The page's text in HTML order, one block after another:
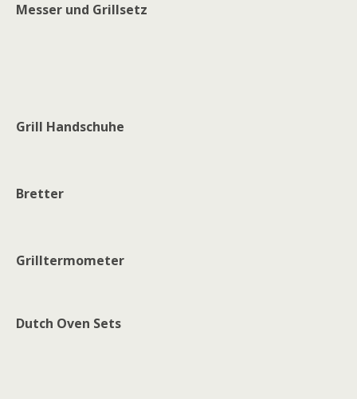
Messer und Grillsetz
Grill Handschuhe
Bretter
Grilltermometer
Dutch Oven Sets